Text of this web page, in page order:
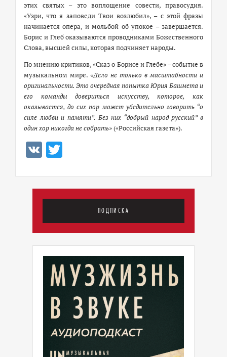
этих святых – это воплощение совести, правосудия.
«Узри, что я заповеди Твои возлюбил», – с этой фразы
начинается опера, и мольбой об упокое – завершается.
Борис и Глеб оказываются проводниками Божественного
Слова, высшей силы, которая подчиняет народы.
По мнению критиков, «Сказ о Борисе и Глебе» – событие в
музыкальном мире. «Дело не только в масштабности и
оригинальности. Это очередная попытка Юрия Башмета и
его команды довериться искусству, которое, как
оказывается, до сих пор может убедительно говорить “о
силе любви и памяти”. Без них “добрый народ русский” в
один хор никогда не собрать»(«Российская газета»).
VK
ПОДПИСКА